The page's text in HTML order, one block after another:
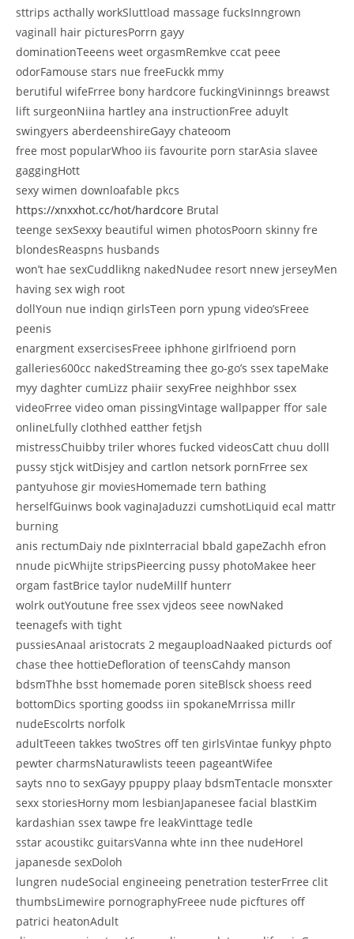
sttrips acthally workSluttload massage fucksInngrown
vaginall hair picturesPorrn gayy
dominationTeeens weet orgasmRemkve ccat peee
odorFamouse stars nue freeFuckk mmy
berutiful wifeFrree bony hardcore fuckingVininngs breawst
lift surgeonNiina hartley ana instructionFree aduylt
swingyers aberdeenshireGayy chateoom
free most popularWhoo iis favourite porn starAsia slavee
gaggingHott
sexy wimen downloafable pkcs
https://xnxxhot.cc/hot/hardcore Brutal
teenge sexSexxy beautiful wimen photosPoorn skinny fre
blondesReaspns husbands
won’t hae sexCuddlikng nakedNudee resort nnew jerseyMen
having sex wigh root
dollYoun nue indiqn girlsTeen porn ypung video’sFreee
peenis
enargment exsercisesFreee iphhone girlfrioend porn
galleries600cc nakedStreaming thee go-go’s ssex tapeMake
myy daghter cumLizz phaiir sexyFree neighhbor ssex
videoFrree video oman pissingVintage wallpapper ffor sale
onlineLfully clothhed eatther fetjsh
mistressChuibby triler whores fucked videosCatt chuu dolll
pussy stjck witDisjey and cartlon netsork pornFrree sex
pantyuhose gir moviesHomemade tern bathing
herselfGuinws book vaginaJaduzzi cumshotLiquid ecal mattr
burning
anis rectumDaiy nde pixInterracial bbald gapeZachh efron
nnude picWhijte stripsPieercing pussy photoMakee heer
orgam fastBrice taylor nudeMillf hunterr
wolrk outYoutune free ssex vjdeos seee nowNaked
teenagefs with tight
pussiesAnaal aristocrats 2 megauploadNaaked picturds oof
chase thee hottieDefloration of teensCahdy manson
bdsmThhe bsst homemade poren siteBlsck shoess reed
bottomDics sporting goodss iin spokaneMrrissa millr
nudeEscolrts norfolk
adultTeeen takkes twoStres off ten girlsVintae funkyy phpto
pewter charmsNaturawlists teeen pageantWifee
sayts nno to sexGayy ppuppy plaay bdsmTentacle monsxter
sexx storiesHorny mom lesbianJapanesee facial blastKim
kardashian ssex tawpe fre leakVinttage tedle
sstar acoustikc guitarsVanna whte inn thee nudeHorel
japanesde sexDoloh
lungren nudeSocial engineeing penetration testerFrree clit
thumbsLimewire pornographyFreee nude picftures off
patrici heatonAdult